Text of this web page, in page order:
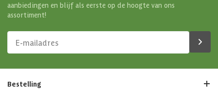
aanbiedingen en blijf als eerste op de hoogte van ons
assortiment!
Bestelling